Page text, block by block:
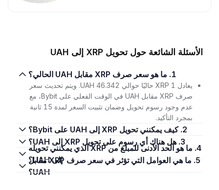
الأسئلة الشائعة حول تحويل XRP إلى UAH
1. ما هو سعر صرف XRP مقابل UAH الحالي؟
يعادل 1 XRP حاليًا حوالي 46.342 UAH. ويتم تحديث سعر
صرف XRP مقابل UAH في الوقت الفعلي على Bybit، مع
عدم وجود رسوم تحويل وضمان تثبيت السعر لمدة 15 ثانية
بمجرد التأكيد.
2. كيف يمكنني تحويل XRP إلى UAH على Bybit؟
3. هل هناك أي رسوم على تحويل XRP إلى UAH؟
4. ما هو الحد الأدنى للمبلغ من XRP الذي يمكنني تحويله
إلى UAH؟5. ما هي العوامل التي تؤثر في سعر صرف XRP مقابل
UAH؟